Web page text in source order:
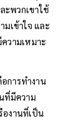
ะพวกเขาใช้
มเข้าใจ และ
วามเหมาะ
การทำงาน
ที่มีความ
องานที่เป็น